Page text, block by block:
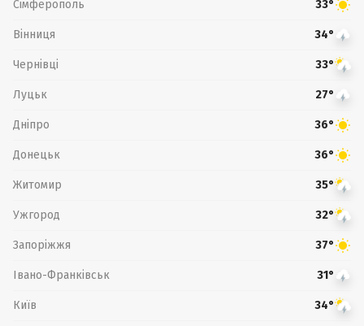
Сімферополь 33°
Вінниця 34°
Чернівці 33°
Луцьк 27°
Дніпро 36°
Донецьк 36°
Житомир 35°
Ужгород 32°
Запоріжжя 37°
Івано-Франківськ 31°
Київ 34°